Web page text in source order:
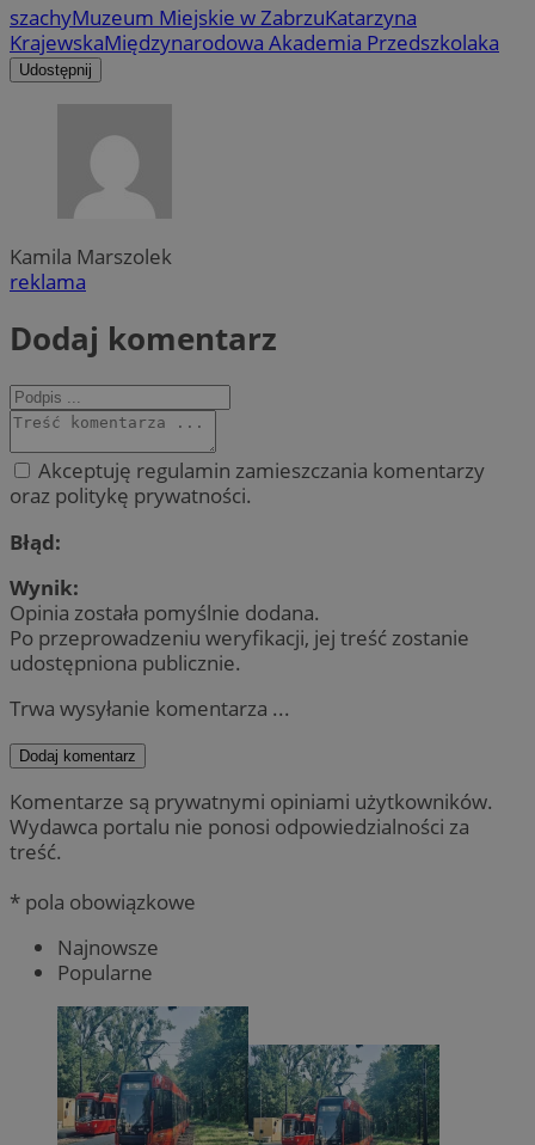
szachyMuzeum Miejskie w ZabrzuKatarzyna
KrajewskaMiędzynarodowa Akademia Przedszkolaka
Udostępnij
Kamila Marszolek
reklama
Dodaj komentarz
Akceptuję regulamin zamieszczania komentarzy
oraz politykę prywatności.
Błąd:
Wynik:
Opinia została pomyślnie dodana.
Po przeprowadzeniu weryfikacji, jej treść zostanie
udostępniona publicznie.
Trwa wysyłanie komentarza ...
Dodaj komentarz
Komentarze są prywatnymi opiniami użytkowników.
Wydawca portalu nie ponosi odpowiedzialności za
treść.
* pola obowiązkowe
Najnowsze
Popularne